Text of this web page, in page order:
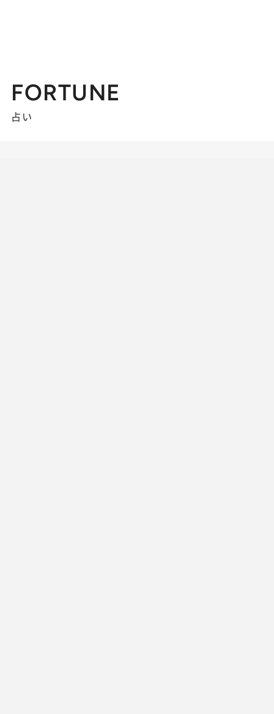
FORTUNE
占い